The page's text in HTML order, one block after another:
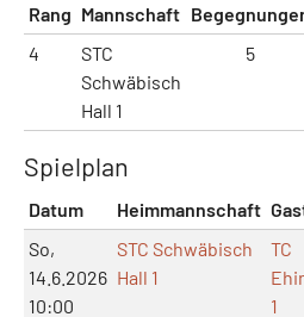
Rang Mannschaft
4
STC
Schwäbisch
Hall 1
5
Spielplan
Datum Heimmannschaft
So,
14.6.2026
10:00
STC Schwäbisch
Hall 1
TC
1